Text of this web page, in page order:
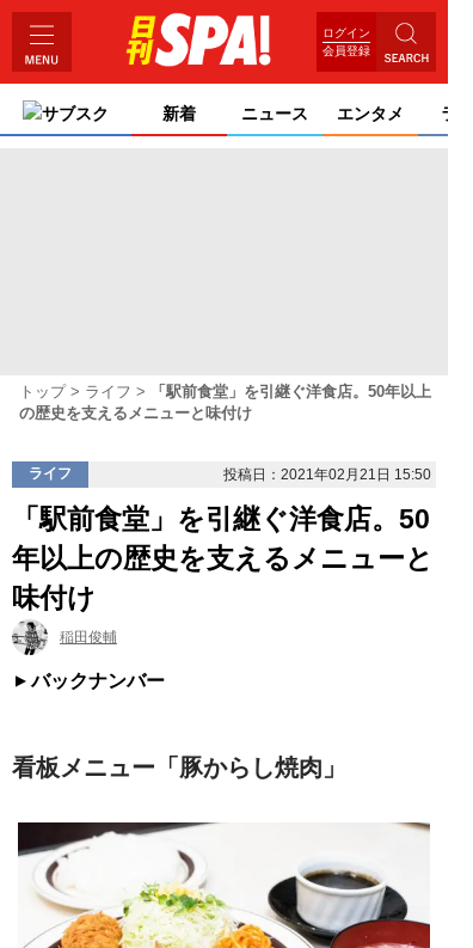
ログイン
会員登録
サブスク 新着 ニュース エンタメ ライ
トップ ライフ
「駅前食堂」を引継ぐ洋食店。50年以上
の歴史を支えるメニューと味付け
ライフ 投稿日：2021年02月21日 15:50
「駅前食堂」を引継ぐ洋食店。50
年以上の歴史を支えるメニューと
味付け
稲田俊輔
バックナンバー
看板メニュー「豚からし焼肉」